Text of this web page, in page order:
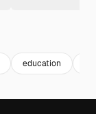
education